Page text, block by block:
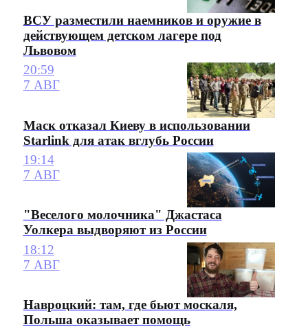
ВСУ разместили наемников и оружие в
действующем детском лагере под
Львовом
20:59
7 АВГ
Маск отказал Киеву в использовании
Starlink для атак вглубь России
19:14
7 АВГ
"Веселого молочника" Джастаса
Уолкера выдворяют из России
18:12
7 АВГ
Навроцкий: там, где бьют москаля,
Польша оказывает помощь